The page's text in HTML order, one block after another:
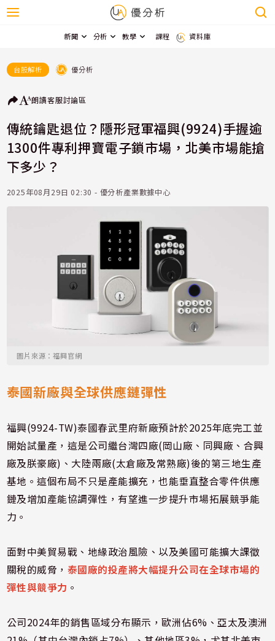
新聞 分析 教學 課程 資料庫
台股解析 優分析
朗讀客服討論區
傳統鑰匙退位？隱形冠軍福興(9924)手握逾
1300件專利押寶電子鎖市場，北美市場能搶
下多少？
2025年08月29日 02:30 - 優分析產業數據中心
圖片來源：福興官網
泰國新廠與全球供應鏈彈性
福興(9924-TW)泰國春武里府新廠預計於2025年底完工並
開始試量產，這是公司繼台灣四廠(岡山廠、同興廠、合興
廠及朕豪廠)、大陸兩廠(太倉廠及常熟廠)後的第三地生產
基地。這個布局不只是產能擴充，也能垂直整合零件供應
鏈及增加產能協調彈性，有望進一步提升市場拓展競爭能
力。
面對中美貿易戰、地緣政治風險、以及美國可能擴大課徵
關稅的威脅， 泰國廠的投產將大幅提升公司在全球市場的
彈性與競爭力 。
公司2024年的銷售區域分布顯示，歐洲佔6%、亞太及澳洲